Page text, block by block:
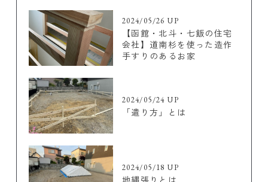
2024/05/26 UP
【函館・北斗・七飯の住宅
会社】道南杉を使った造作
手すりのあるお家
2024/05/24 UP
「遣り方」とは
2024/05/18 UP